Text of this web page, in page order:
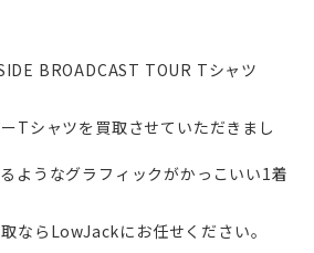
BROADCAST TOUR Tシャツ
Tシャツを買取させていただきまし
ようなグラフィックがかっこいい1着
ならLowJackにお任せください。